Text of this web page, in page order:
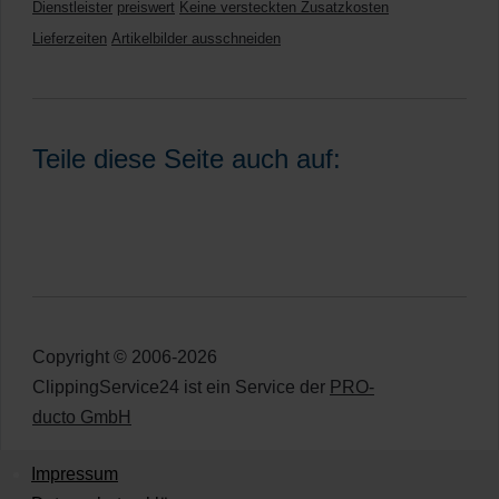
Dienstleister preiswert Keine versteckten Zusatzkosten
Lieferzeiten Artikelbilder ausschneiden
Teile diese Seite auch auf:
Copyright © 2006-2026
ClippingService24 ist ein Service der PRO-
ducto GmbH
Impressum